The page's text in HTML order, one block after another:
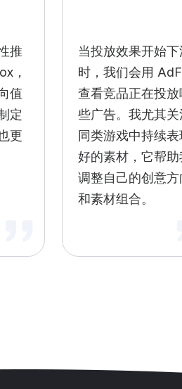
推
，
值
定
更
当投放效果开始下
时，我们会用
查看竞品正在投放
些广告。我尤其关
同类游戏中持续表
好的素材，它帮助
调整自己的创意方
和素材组合。